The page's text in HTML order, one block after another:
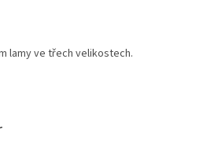
lamy ve třech velikostech.